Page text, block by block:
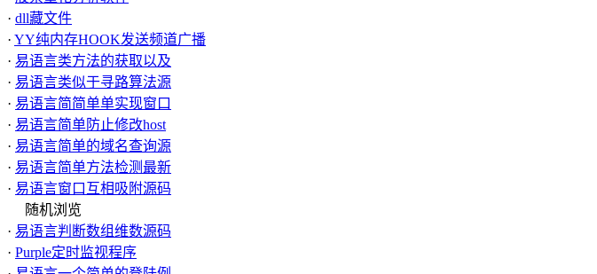
· dll藏文件
· YY纯内存HOOK发送频道广播
· 易语言类方法的获取以及
· 易语言类似于寻路算法源
· 易语言简简单单实现窗口
· 易语言简单防止修改host
· 易语言简单的域名查询源
· 易语言简单方法检测最新
· 易语言窗口互相吸附源码
随机浏览
· 易语言判断数组维数源码
· Purple定时监视程序